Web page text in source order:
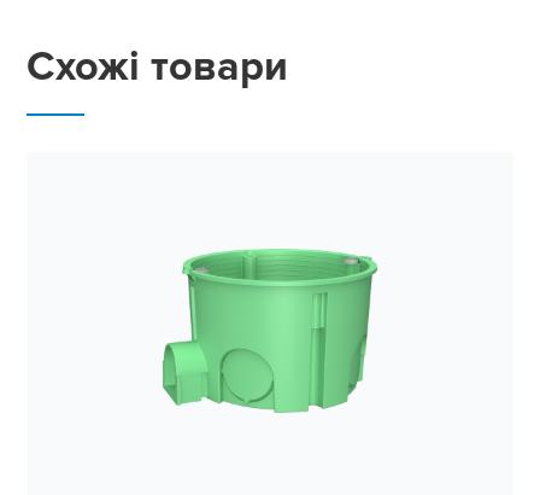
Схожі товари